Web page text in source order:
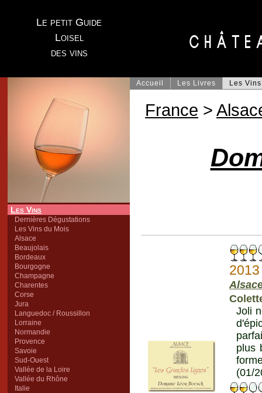
Le petit Guide
Loisel
des vins
Les Vins
Dernières Dégustations
Les Vins du Mois
Alsace
Beaujolais
Bordeaux
Bourgogne
Champagne
Charentes
Corse
Jura
Languedoc / Roussillon
Lorraine
Normandie
Provence
Savoie
Sud-Ouest
Vallée de la Loire
Vallée du Rhône
Italie
Accueil Les Livres Les Vins
France >
2013
Joli
plus
(01/